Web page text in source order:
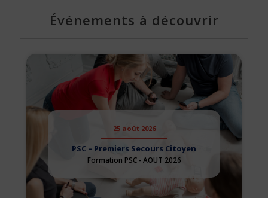
Événements à découvrir
25 août 2026
PSC – Premiers Secours Citoyen
Formation PSC - AOUT 2026